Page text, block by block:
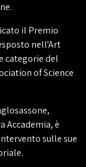
il Premio
nell'Art
categorie del
of Science
Accademia, è
sulle sue